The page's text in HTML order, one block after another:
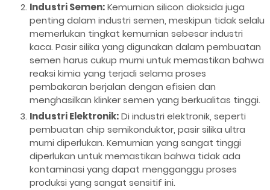
Industri Semen:Kemurnian silicon dioksida juga
penting dalam industri semen, meskipun tidak selalu
memerlukan tingkat kemurnian sebesar industri
kaca. Pasir silika yang digunakan dalam pembuatan
semen harus cukup murni untuk memastikan bahwa
reaksi kimia yang terjadi selama proses
pembakaran berjalan dengan efisien dan
menghasilkan klinker semen yang berkualitas tinggi.
Industri Elektronik:Di industri elektronik, seperti
pembuatan chip semikonduktor, pasir silika ultra
murni diperlukan. Kemurnian yang sangat tinggi
diperlukan untuk memastikan bahwa tidak ada
kontaminasi yang dapat mengganggu proses
produksi yang sangat sensitif ini.